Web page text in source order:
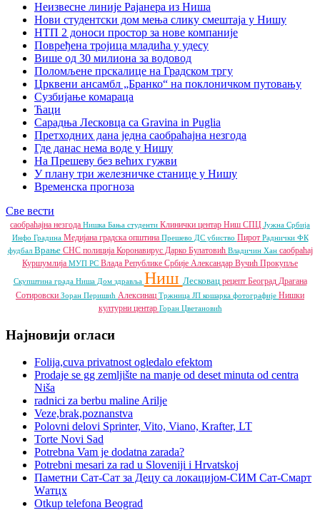
Неизвесне линије Рајанера из Ниша
Нови студентски дом мења слику смештаја у Нишу
НТП 2 доноси простор за нове компаније
Повређена тројица младића у удесу
Више од 30 милиона за водовод
Поломљене прскалице на Градском тргу
Црквени ансамбл „Бранко“ на поклоничком путовању
Сузбијање комараца
Ћаци
Сарадња Лесковца са Gravina in Puglia
Претходних дана једна саобраћајна незгода
Где данас нема воде у Нишу
На Прешеву без већих гужви
У плану три железничке станице у Нишу
Временска прогноза
Све вести
саобраћајна незгода Нишка Бања студенти Клинички центар Ниш СПЦ Јужна Србија
Инфо Градина Медијана градска општина Прешево ДС убиство Пирот Раднички ФК
фудбал Врање СНС полиција Коронавирус Дарко Булатовић Владичин Хан саобраћај
Куршумлија МУП РС Влада Републике Србије Александар Вучић Прокупље
Скупштина града Ниша Дом здравља Ниш Лесковац рецепт Београд Драгана
Сотировски Зоран Перишић Алексинац Тржница ЈП кошарка фотографије Нишки
културни центар Горан Цветановић
Најновији огласи
Folija,cuva privatnost ogledalo efektom
Prodaje se gg zemljište na manje od deset minuta od centra
Niša
radnici za berbu maline Arilje
Veze,brak,poznanstva
Polovni delovi Sprinter, Vito, Viano, Krafter, LT
Torte Novi Sad
Potrebna Vam je dodatna zarada?
Potrebni mesari za rad u Sloveniji i Hrvatskoj
Паметни Сат-Сат за Децу са локацијом-СИМ Сат-Смарт
Wатцх
Otkup telefona Beograd